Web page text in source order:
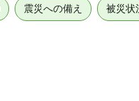
震災への備え 被災状